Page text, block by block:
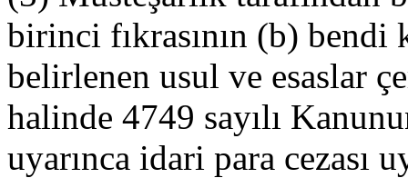
birinci fıkrasının (b) bendi
belirlenen usul ve esaslar
halinde 4749 sayılı
uyarınca idari para cezası